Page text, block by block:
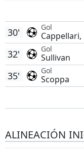
Gol
Cappellari,
30'
Gol
Sullivan
32'
Gol
Scoppa
35'
ALINEACIÓN